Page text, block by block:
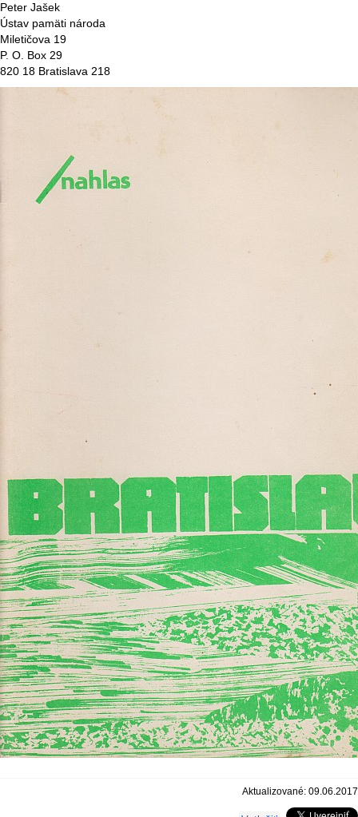
Peter Jašek
Ústav pamäti národa
Miletičova 19
P. O. Box 29
820 18 Bratislava 218
Aktualizované: 09.06.2017